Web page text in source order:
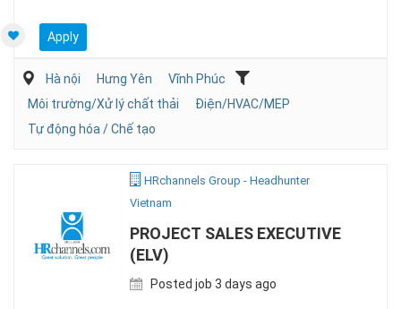
Apply
Hà nội Hưng Yên
Vĩnh Phúc
Môi trường/Xử lý chất thải
Điện/HVAC/MEP
Tự động hóa / Chế tạo
HRchannels Group - Headhunter
Vietnam
PROJECT SALES EXECUTIVE
(ELV)
Posted job 3 days ago